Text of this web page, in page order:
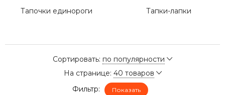
Тапочки единороги Тапки-лапки
Сортировать: по популярности
На странице: 40 товаров
Фильтр:
Показать